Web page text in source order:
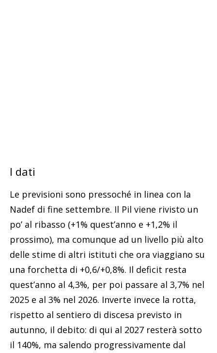
I dati
Le previsioni sono pressoché in linea con la
Nadef di fine settembre. Il Pil viene rivisto un
po’ al ribasso (+1% quest’anno e +1,2% il
prossimo), ma comunque ad un livello più alto
delle stime di altri istituti che ora viaggiano su
una forchetta di +0,6/+0,8%. Il deficit resta
quest’anno al 4,3%, per poi passare al 3,7% nel
2025 e al 3% nel 2026. Inverte invece la rotta,
rispetto al sentiero di discesa previsto in
autunno, il debito: di qui al 2027 resterà sotto
il 140%, ma salendo progressivamente dal